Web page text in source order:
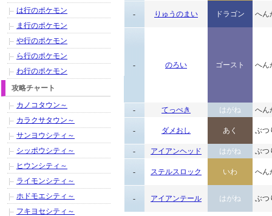
- りゅうのまい ドラゴン へん
- のろい ゴースト へん
- てっぺき はがね へん
- ダメおし あく ぶつ
- アイアンヘッド はがね ぶつ
- ステルスロック いわ へん
- アイアンテール はがね ぶつ
は行のポケモン
ま行のポケモン
や行のポケモン
ら行のポケモン
わ行のポケモン
攻略チャート
カノコタウン～
カラクサタウン～
サンヨウシティ～
シッポウシティ～
ヒウンシティ～
ライモンシティ～
ホドモエシティ～
フキヨセシティ～